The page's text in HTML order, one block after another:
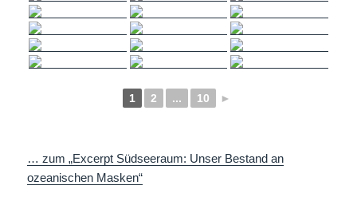
1 2 ... 10 ►
… zum „Excerpt Südseeraum: Unser Bestand an
ozeanischen Masken“